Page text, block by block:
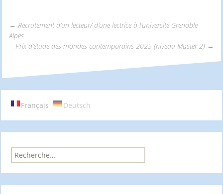
Navigation
des
articles
← Recrutement d’un lecteur/ d’une lectrice à l’université Grenoble
Alpes
Prix d’étude des mondes contemporains 2025 (niveau Master 2) →
Français Deutsch
R
e